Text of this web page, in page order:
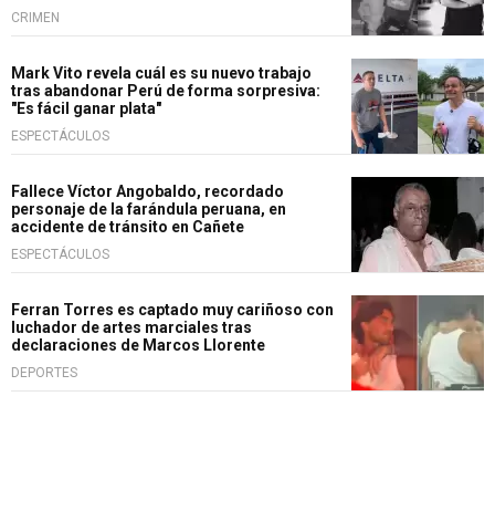
CRIMEN
Mark Vito revela cuál es su nuevo trabajo
tras abandonar Perú de forma sorpresiva:
"Es fácil ganar plata"
ESPECTÁCULOS
Fallece Víctor Angobaldo, recordado
personaje de la farándula peruana, en
accidente de tránsito en Cañete
ESPECTÁCULOS
Ferran Torres es captado muy cariñoso con
luchador de artes marciales tras
declaraciones de Marcos Llorente
DEPORTES